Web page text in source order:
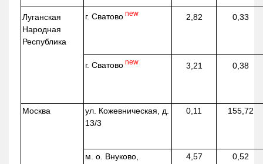
Луганская
Народная
Республика
г. Сватово new 2,82 0,33
г. Сватово new 3,21 0,38
Москва ул. Кожевническая , д.
13/3
0,11 155,72
м. о. Внуково,
4,57 0,52